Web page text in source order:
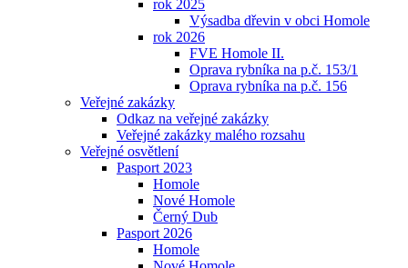
rok 2025
Výsadba dřevin v obci Homole
rok 2026
FVE Homole II.
Oprava rybníka na p.č. 153/1
Oprava rybníka na p.č. 156
Veřejné zakázky
Odkaz na veřejné zakázky
Veřejné zakázky malého rozsahu
Veřejné osvětlení
Pasport 2023
Homole
Nové Homole
Černý Dub
Pasport 2026
Homole